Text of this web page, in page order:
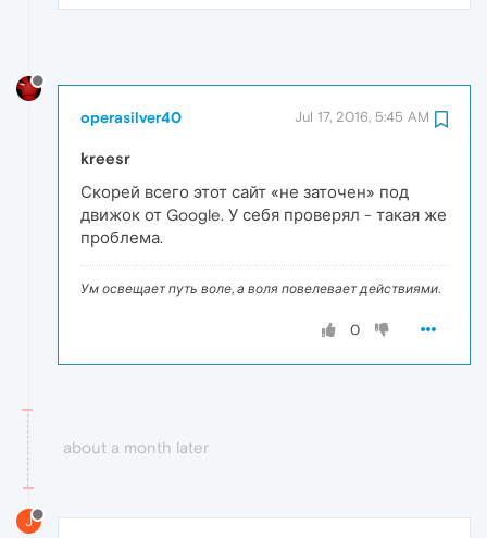
operasilver40 Jul 17, 2016, 5:45 AM
kreesr
Скорей всего этот сайт «не заточен» под
движок от Google. У себя проверял - такая же
проблема.
Ум освещает путь воле, а воля повелевает действиями.
0
about a month later
J